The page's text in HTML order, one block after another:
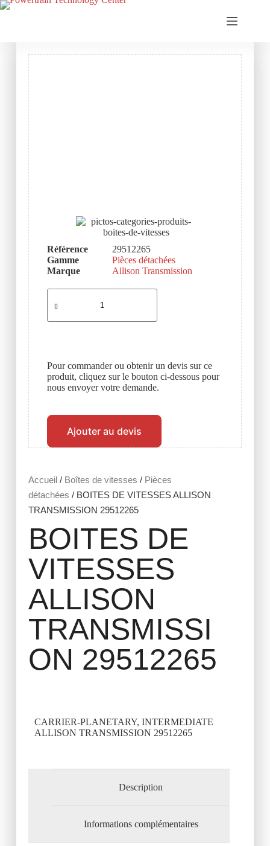
Accueil/ Boîtes de vitesses / Pièces
détachées / BOITES DE VITESSES ALLISON
TRANSMISSION 29512265
BOITES DE
VITESSES
ALLISON
TRANSMISSI
ON 29512265
CARRIER-PLANETARY, INTERMEDIATE
ALLISON TRANSMISSION 29512265
Description
Informations complémentaires
Référence
29512265
Gamme
Pièces détachées
Marque
Allison Transmission
Pour commander ou obtenir un devis sur ce
produit, cliquez sur le bouton ci-dessous pour
nous envoyer votre demande.
Ajouter au devis